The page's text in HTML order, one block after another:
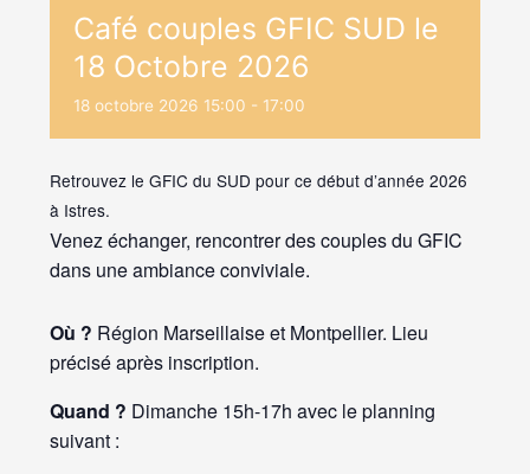
Café couples GFIC SUD le
18 Octobre 2026
18 octobre 2026 15:00 - 17:00
Retrouvez le GFIC du SUD pour ce début d’année 2026
à Istres.
Venez échanger, rencontrer des couples du GFIC
dans une ambiance conviviale.
Où ? Région Marseillaise et Montpellier. Lieu
précisé après inscription.
Quand ? Dimanche 15h-17h avec le planning
suivant :